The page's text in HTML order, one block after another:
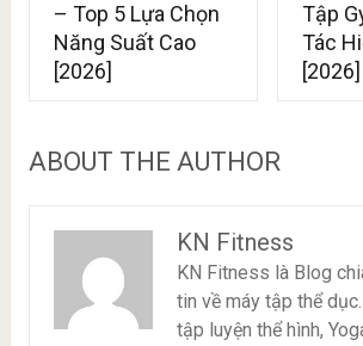
– Top 5 Lựa Chọn
Năng Suất Cao
[2026]
Tập
Tác
[2026]
ABOUT THE AUTHOR
KN Fitness
KN Fitness là Blog
tin về máy tập thể
tập luyện thể hình,